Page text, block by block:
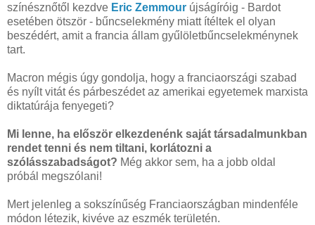
színésznőtől kezdve Eric Zemmour újságíróig - Bardot
esetében ötször - bűncselekmény miatt ítéltek el olyan
beszédért, amit a francia állam gyűlöletbűncselekménynek
tart.
Macron mégis úgy gondolja, hogy a franciaországi szabad
és nyílt vitát és párbeszédet az amerikai egyetemek marxista
diktatúrája fenyegeti?
Mi lenne, ha először elkezdenénk saját társadalmunkban
rendet tenni és nem tiltani, korlátozni a
szólásszabadságot? Még akkor sem, ha a jobb oldal
próbál megszólani!
Mert jelenleg a sokszínűség Franciaországban mindenféle
módon létezik, kivéve az eszmék területén.